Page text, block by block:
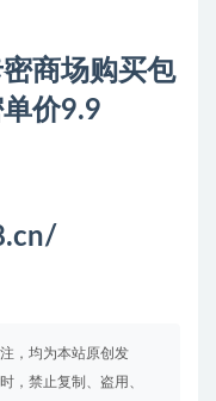
商场购买包
价9.9
，均为本站原创发
，禁止复制、盗用、